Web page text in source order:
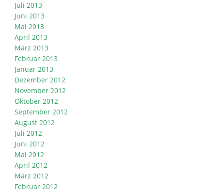
Juli 2013
Juni 2013
Mai 2013
April 2013
März 2013
Februar 2013
Januar 2013
Dezember 2012
November 2012
Oktober 2012
September 2012
August 2012
Juli 2012
Juni 2012
Mai 2012
April 2012
März 2012
Februar 2012